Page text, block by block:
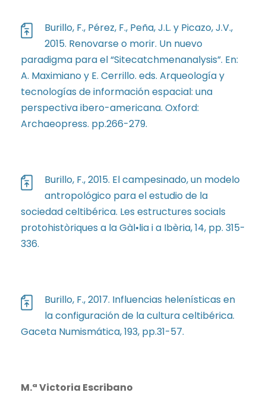
Burillo, F., Pérez, F., Peña, J.L. y Picazo, J.V.,
2015. Renovarse o morir. Un nuevo
paradigma para el “Sitecatchmenanalysis”. En:
A. Maximiano y E. Cerrillo. eds. Arqueología y
tecnologías de información espacial: una
perspectiva ibero-americana. Oxford:
Archaeopress. pp.266-279.
Burillo, F., 2015. El campesinado, un modelo
antropológico para el estudio de la
sociedad celtibérica. Les estructures socials
protohistòriques a la Gàl•lia i a Ibèria, 14, pp. 315-
336.
Burillo, F., 2017. Influencias helenísticas en
la configuración de la cultura celtibérica.
Gaceta Numismática, 193, pp.31-57.
M.ª Victoria Escribano